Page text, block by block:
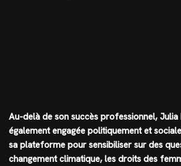
Au-delà de son succès professionnel,
également engagée politiquement et
sa plateforme pour sensibiliser sur des
changement climatique, les droits des